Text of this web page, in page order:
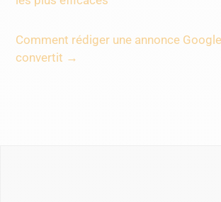
Comment rédiger une annonce
convertit →